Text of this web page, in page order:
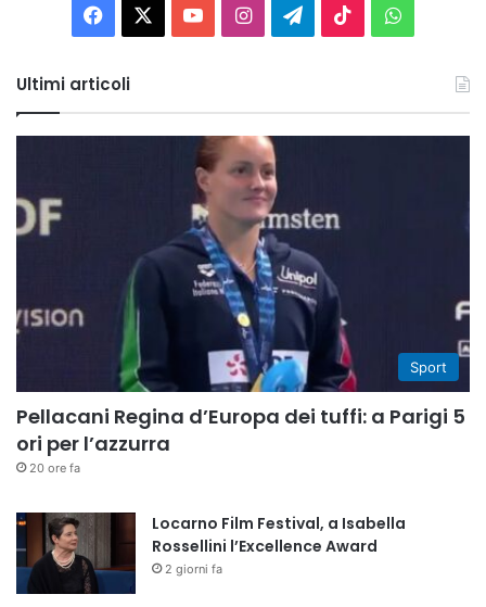
Facebook You InstagramTelegram
TikTok
Ultimi articoli
Sport
Pellacani Regina d’Europa dei tuffi: a Parigi 5
ori per l’azzurra
20 ore fa
Locarno Film Festival, a Isabella
Rossellini l’Excellence Award
2 giorni fa